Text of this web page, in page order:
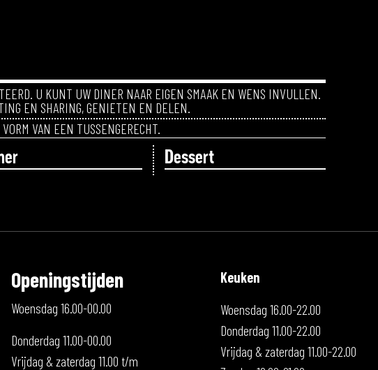
U KUNT UW DINER NAAR EIGEN SMAAK EN WENS INVULLEN.
EN SHARING, GENIETEN EN DELEN.
VAN EEN TUSSENGERECHT.
Dessert
Openingstijden
Woensdag 16.00-00.00
Donderdag 11.00-00.00
Vrijdag & zaterdag 11.00 t/m
Keuken
Woensdag 16.00-22.00
Donderdag 11.00-22.00
Vrijdag & zaterdag 11.00-22.00